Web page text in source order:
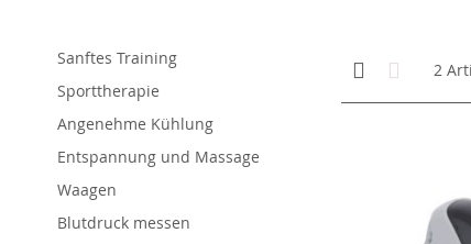
Anzeigen
als
Kachelansicht
2
Sanftes Training
Sporttherapie
Angenehme Kühlung
Entspannung und Massage
Waagen
Blutdruck messen